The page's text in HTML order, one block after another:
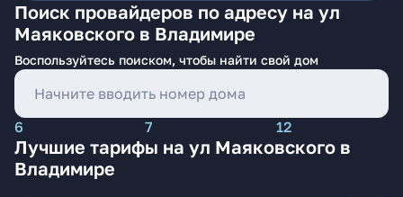
Поиск провайдеров по адресу на ул
Маяковского в Владимире
Воспользуйтесь поиском, чтобы найти свой дом
6 7 12
Лучшие тарифы на ул Маяковского в
Владимире